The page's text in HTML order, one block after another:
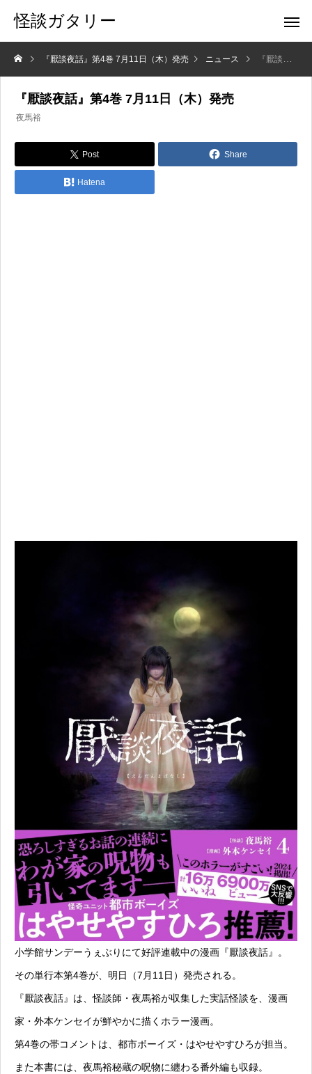
怪談ガタリー
『厭談夜話』第4巻 7月11日（木）発売 ニュース 『厭談夜話』第4巻 7月11日（木）発売
『厭談夜話』第4巻 7月11日（木）発売
夜馬裕
Post Share
Hatena
小学館サンデーうぇぶりにて好評連載中の漫画『厭談夜話』。
その単行本第4巻が、明日（7月11日）発売される。
『厭談夜話』は、怪談師・夜馬裕が収集した実話怪談を、漫画
家・外本ケンセイが鮮やかに描くホラー漫画。
第4巻の帯コメントは、都市ボーイズ・はやせやすひろが担当。
また本書には、夜馬裕秘蔵の呪物に纏わる番外編も収録。